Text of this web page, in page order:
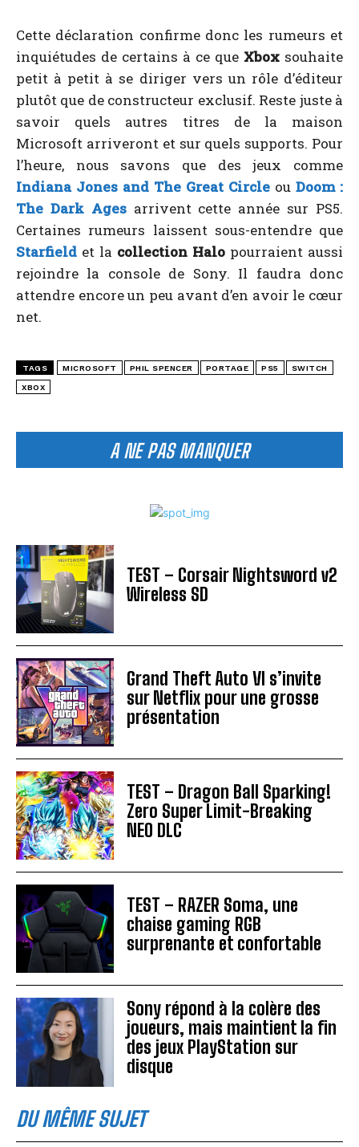
A NE PAS MANQUER
TEST – Corsair Nightsword v2
Wireless SD
Grand Theft Auto VI s’invite
sur Netflix pour une grosse
présentation
TEST – Dragon Ball Sparking!
Zero Super Limit-Breaking
NEO DLC
TEST – RAZER Soma, une
chaise gaming RGB
surprenante et confortable
Sony répond à la colère des
joueurs, mais maintient la fin
des jeux PlayStation sur
disque
DU MÊME SUJET
Cette déclaration confirme donc les rumeurs et
inquiétudes de certains à ce que Xbox souhaite
petit à petit à se diriger vers un rôle d’éditeur
plutôt que de constructeur exclusif. Reste juste à
savoir quels autres titres de la maison
Microsoft arriveront et sur quels supports. Pour
l’heure, nous savons que des jeux comme
Indiana Jones and The Great Circle ou Doom :
The Dark Agesarrivent cette année sur PS5.
Certaines rumeurs laissent sous-entendre que
Starfield et la collection Halo pourraient aussi
rejoindre la console de Sony. Il faudra donc
attendre encore un peu avant d’en avoir le cœur
net.
TAGS MICROSOFT PHIL SPENCER PORTAGE PS5 SWITCH
XBOX